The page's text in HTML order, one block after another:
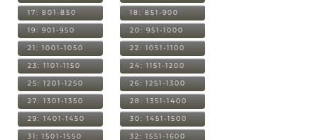
17: 801-850 18: 851-900
19: 901-950 20: 951-1000
21: 1001-1050 22: 1051-1100
23: 1101-1150 24: 1151-1200
25: 1201-1250 26: 1251-1300
27: 1301-1350 28: 1351-1400
29: 1401-1450 30: 1451-1500
31: 1501-1550 32: 1551-1600